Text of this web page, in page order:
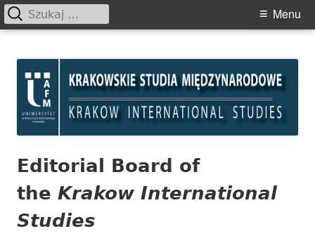
content
Międzynarodowe
Primary
Menu
Szukaj:
Editorial Board of
the Krakow International
Studies